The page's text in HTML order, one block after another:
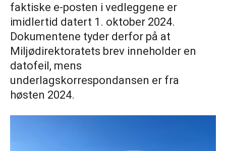
faktiske e-posten i vedleggene er
imidlertid datert 1. oktober 2024.
Dokumentene tyder derfor på at
Miljødirektoratets brev inneholder en
datofeil, mens
underlagskorrespondansen er fra
høsten 2024.